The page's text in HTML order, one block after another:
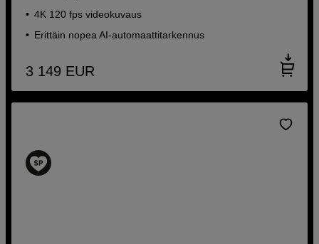
4K 120 fps videokuvaus
Erittäin nopea AI-automaattitarkennus
3 149 EUR